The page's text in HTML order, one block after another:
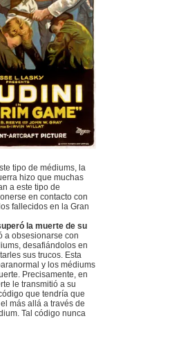
tipo de médiums, la
hizo que muchas
a este tipo de
en contacto con
fallecidos en la Gran
la muerte de su
a obsesionarse con
desafiándolos en
sus trucos. Esta
y los médiums
Precisamente, en
le transmitió a su
que tendría que
más allá a través de
Tal código nunca